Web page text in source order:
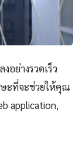
ย่างรวดเร็ว
ะที่จะช่วยให้คุณ
application,